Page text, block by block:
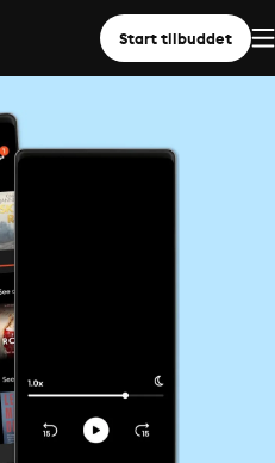
Start tilbuddet